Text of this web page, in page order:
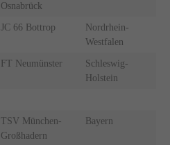
Osnabrück
JC 66 Bottrop
Nordrhein-
Westfalen
FT Neumünster
Schleswig-
Holstein
TSV München-
Großhadern
Bayern